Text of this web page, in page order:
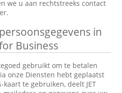
we u aan rechtstreeks contact
in
Business
gebruikt om te betalen
onze Diensten hebt geplaatst
kaart te gebruiken, deelt JET